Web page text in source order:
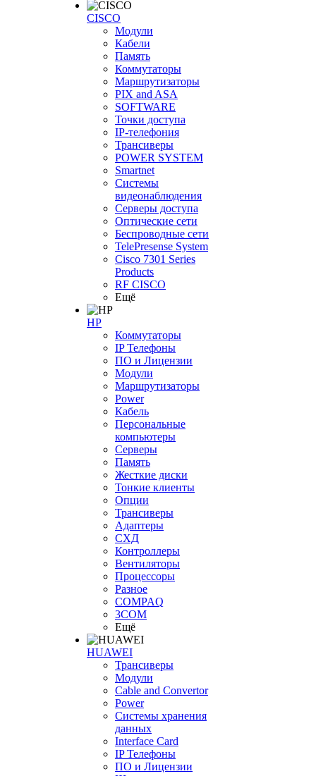
CISCO
Модули
Кабели
Память
Коммутаторы
Маршрутизаторы
PIX and ASA
SOFTWARE
Точки доступа
IP-телефония
Трансиверы
POWER SYSTEM
Smartnet
Системы
видеонаблюдения
Серверы доступа
Оптические сети
Беспроводные сети
TelePresense System
Cisco 7301 Series
Products
RF CISCO
Ещё
HP
Коммутаторы
IP Телефоны
ПО и Лицензии
Модули
Маршрутизаторы
Power
Кабель
Персональные
компьютеры
Серверы
Память
Жесткие диски
Тонкие клиенты
Опции
Трансиверы
Адаптеры
СХД
Контроллеры
Вентиляторы
Процессоры
Разное
COMPAQ
3COM
Ещё
HUAWEI
Трансиверы
Модули
Cable and Convertor
Power
Системы хранения
данных
Interface Card
IP Телефоны
ПО и Лицензии